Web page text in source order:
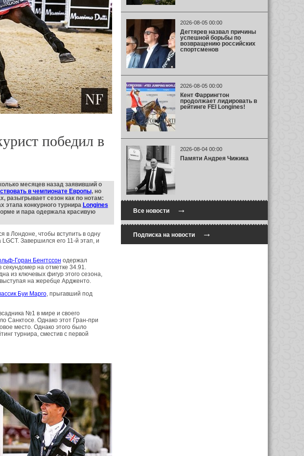
победил в
месяцев назад заявивший о
в чемпионате Европы, но
разыгрывает сезон как по нотам:
конкурного турнира Longines
и пара одержала красивую
в Лондоне, чтобы вступить в одну
Завершился его 11-й этап, и
Горан Бенгтссон одержал
секундомер на отметке 34.91.
из ключевых фигур этого сезона,
на жеребце Ардженто.
Буи Марго, прыгавший под
№1 в мире и своего
Санктосе. Однако этот Гран-при
место. Однако этого было
турнира, сместив с первой
2026-08-05 00:00
Дегтярев назвал причины
успешной борьбы по
возвращению российских
спортсменов
2026-08-05 00:00
Кент Фаррингтон
продолжает лидировать в
рейтинге FEI Longines!
2026-08-04 00:00
Памяти Андрея Чижика
Все новости→
Подписка на новости→